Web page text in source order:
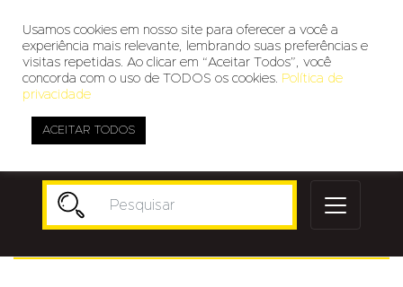
Usamos cookies em nosso site para oferecer a você a
experiência mais relevante, lembrando suas preferências e
visitas repetidas. Ao clicar em “Aceitar Todos”, você
concorda com o uso de TODOS os cookies. Política de
privacidade
ACEITAR TODOS